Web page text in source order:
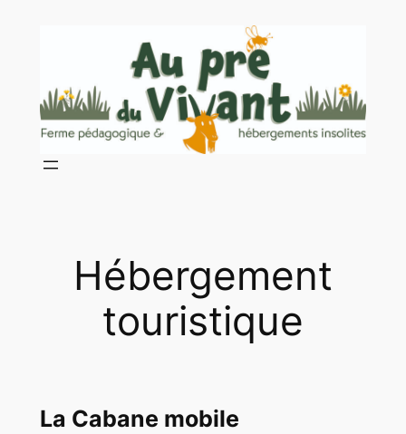
Hébergement
touristique
La Cabane mobile